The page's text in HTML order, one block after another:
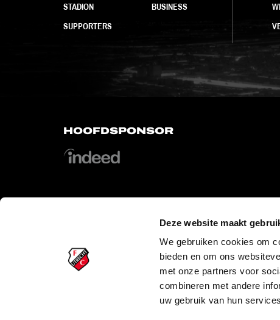
Deze website maakt
We gebruiken cookies om
bieden en om ons
met onze partners voor
combineren met andere
uw gebruik van hun
STADION
SUPPORTERS
BUSINESS
HOOFDSPONSOR
OFFICIAL PARTNERS